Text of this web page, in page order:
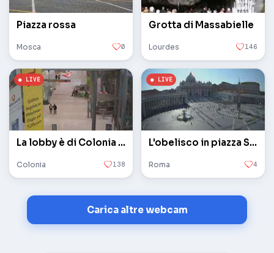
Piazza rossa
Mosca 0
Grotta di Massabielle
Lourdes 146
La lobby è di Colonia / Bonn
Colonia 138
L'obelisco in piazza San Pietro in Vaticano
Roma 4
Carica altre webcam